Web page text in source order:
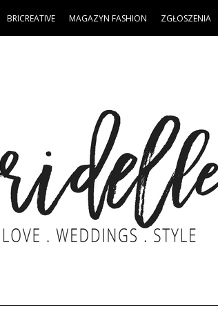
BRICREATIVE MAGAZYN FASHION ZGŁOSZENIA